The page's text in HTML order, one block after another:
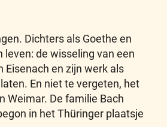
Dichters als Goethe en
de wisseling van een
en zijn werk als
En niet te vergeten, het
Weimar. De familie Bach
in het Thüringer plaatsje